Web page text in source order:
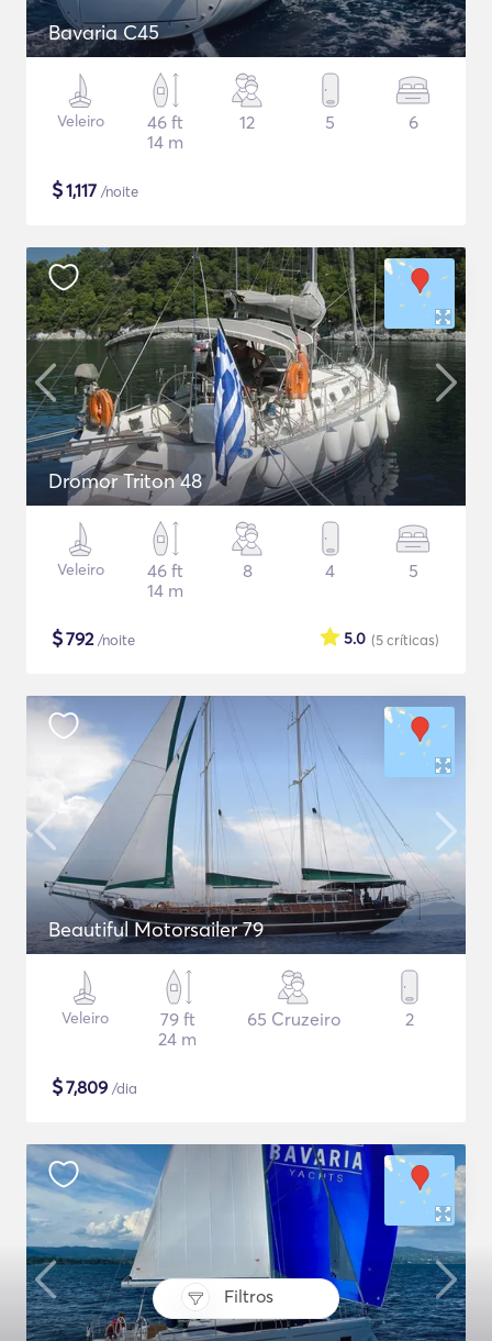
Filtros
Bavaria C45
Veleiro
46 ft
14 m
12 5 6
$1,117 /noite
Dromor Triton 48
Veleiro
46 ft
14 m
8 4 5
$792/noite (5críticas)
5.0
Beautiful Motorsailer 79
Veleiro
79 ft
24 m
65 Cruzeiro 2
$7,809 /dia